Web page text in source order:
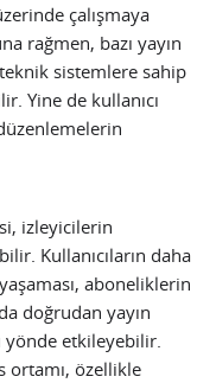
çalışmaya
rağmen, bazı yayın
sistemlere sahip
Yine de kullanıcı
izleyicilerin
Kullanıcıların daha
aboneliklerin
doğrudan yayın
yönde etkileyebilir.
ortamı, özellikle